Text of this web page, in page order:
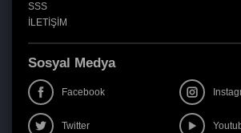
SSS
İLETİŞİM
Sosyal Medya
Facebook
Twitter